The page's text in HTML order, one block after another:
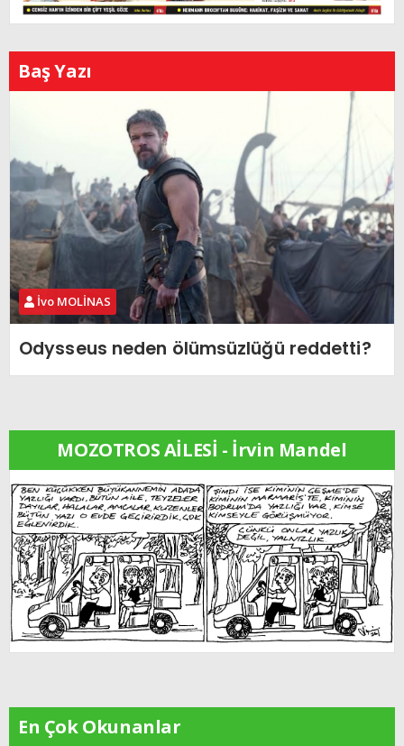
Baş Yazı
İvo MOLİNAS
Odysseus neden ölümsüzlüğü reddetti?
MOZOTROS AİLESİ - İrvin Mandel
En Çok Okunanlar